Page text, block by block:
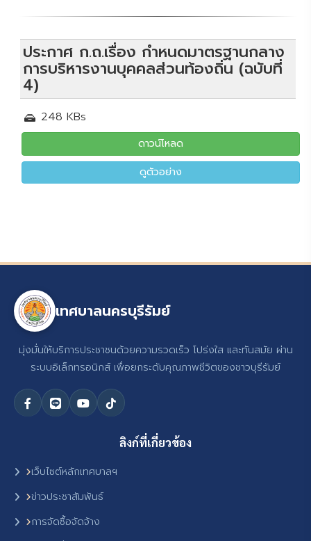
ประกาศ ก.ถ.เรื่อง กำหนดมาตรฐานกลาง
การบริหารงานบุคคลส่วนท้องถิ่น (ฉบับที่
4)
248 KBs
ดาวน์โหลด
ดูตัวอย่าง
เทศบาลนครบุรีรัมย์
มุ่งมั่นให้บริการประชาชนด้วยความรวดเร็ว โปร่งใส และทันสมัย ผ่าน
ระบบอิเล็กทรอนิกส์ เพื่อยกระดับคุณภาพชีวิตของชาวบุรีรัมย์
ลิงก์ที่เกี่ยวข้อง
เว็บไซต์หลักเทศบาลฯ
ข่าวประชาสัมพันธ์
การจัดซื้อจัดจ้าง